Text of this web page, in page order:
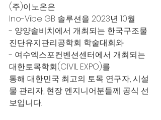
(주)이노온은
Ino-Vibe GB 솔루션을 2023년 10월
- 양양솔비치에서 개최되는 한국구조물
진단유지관리공학회 학술대회와
- 여수엑스포컨벤션센터에서 개최되는
대한토목학회(CIVIL EXPO)를
통해 대한민국 최고의 토목 연구자, 시설
물 관리자, 현장 엔지니어분들께 공식 선
보입니다.